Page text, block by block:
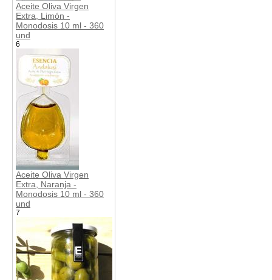
Aceite Oliva Virgen
Extra, Limón -
Monodosis 10 ml - 360
und
6
Aceite Oliva Virgen
Extra, Naranja -
Monodosis 10 ml - 360
und
7